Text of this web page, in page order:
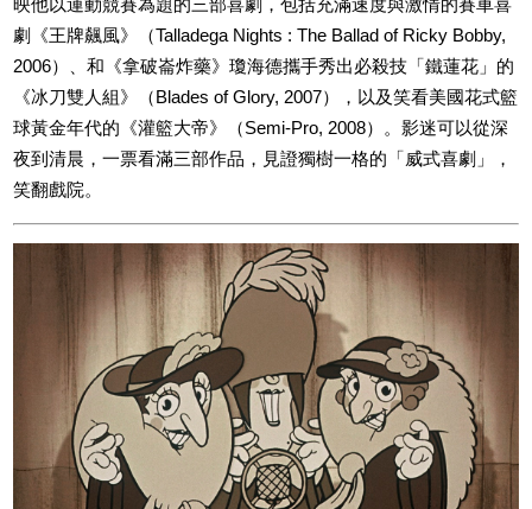
映他以運動競賽為題的三部喜劇，包括充滿速度與激情的賽車喜
劇《王牌飆風》（Talladega Nights : The Ballad of Ricky Bobby,
2006）、和《拿破崙炸藥》瓊海德攜手秀出必殺技「鐵蓮花」的
《冰刀雙人組》（Blades of Glory, 2007），以及笑看美國花式籃
球黃金年代的《灌籃大帝》（Semi-Pro, 2008）。影迷可以從深
夜到清晨，一票看滿三部作品，見證獨樹一格的「威式喜劇」，
笑翻戲院。